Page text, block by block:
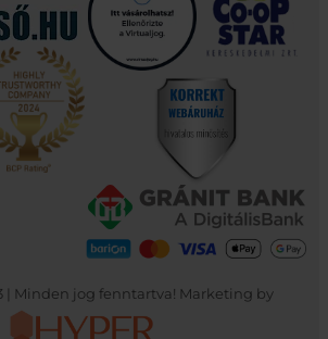
| Minden jog fenntartva! Marketing by